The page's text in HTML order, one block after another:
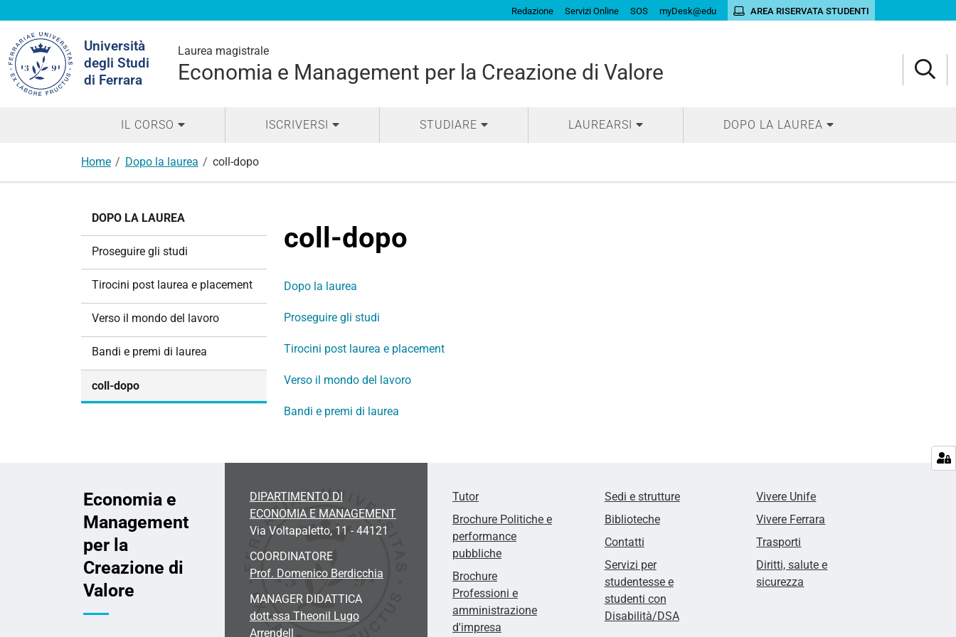
Redazione Servizi Online SOS myDesk@edu AREA RISERVATA STUDENTI
Università
degli Studi
di Ferrara
Laurea magistrale
Economia e Management per la Creazione di Valore
nel
sito
IL CORSO ISCRIVERSI STUDIARE LAUREARSI DOPO LA LAUREA
Home Dopo la laurea coll-dopo
coll-dopo
Dopo la laurea
Proseguire gli studi
Tirocini post laurea e placement
Verso il mondo del lavoro
Bandi e premi di laurea
DOPO LA LAUREA
Proseguire gli studi
Tirocini post laurea e placement
Verso il mondo del lavoro
Bandi e premi di laurea
coll-dopo
Economia e
Management
per la
Creazione di
Valore
DIPARTIMENTO DI
ECONOMIA E MANAGEMENT
Via Voltapaletto, 11 - 44121
COORDINATORE
Prof. Domenico Berdicchia
MANAGER DIDATTICA
dott.ssa Theonil Lugo
Arrendell
Tutor
Brochure Politiche e
performance
pubbliche
Brochure
Professioni e
amministrazione
d'impresa
Sedi e strutture
Biblioteche
Contatti
Servizi per
studentesse e
studenti con
Disabilità/DSA
Vivere Unife
Vivere Ferrara
Trasporti
Diritti, salute e
sicurezza